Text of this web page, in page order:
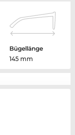
Bügellänge
145 mm